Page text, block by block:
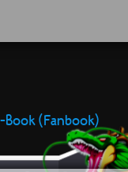
Book (Fanbook)